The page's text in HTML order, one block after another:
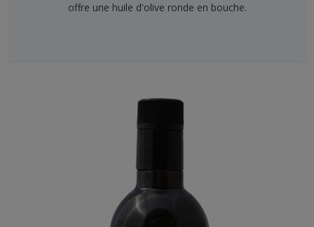
offre une huile d'olive ronde en bouche.